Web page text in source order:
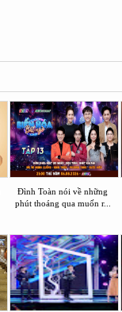
Đình Toàn nói về những
phút thoáng qua muốn r...